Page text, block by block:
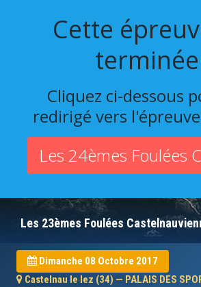
Cette
Cliquez ci-dessous
redirigé vers
Les 24èmes Foulées
Les 23èmes Foulées
Dimanche 08 Octobre 2017
Castelnau le lez (34) — PALAIS DES